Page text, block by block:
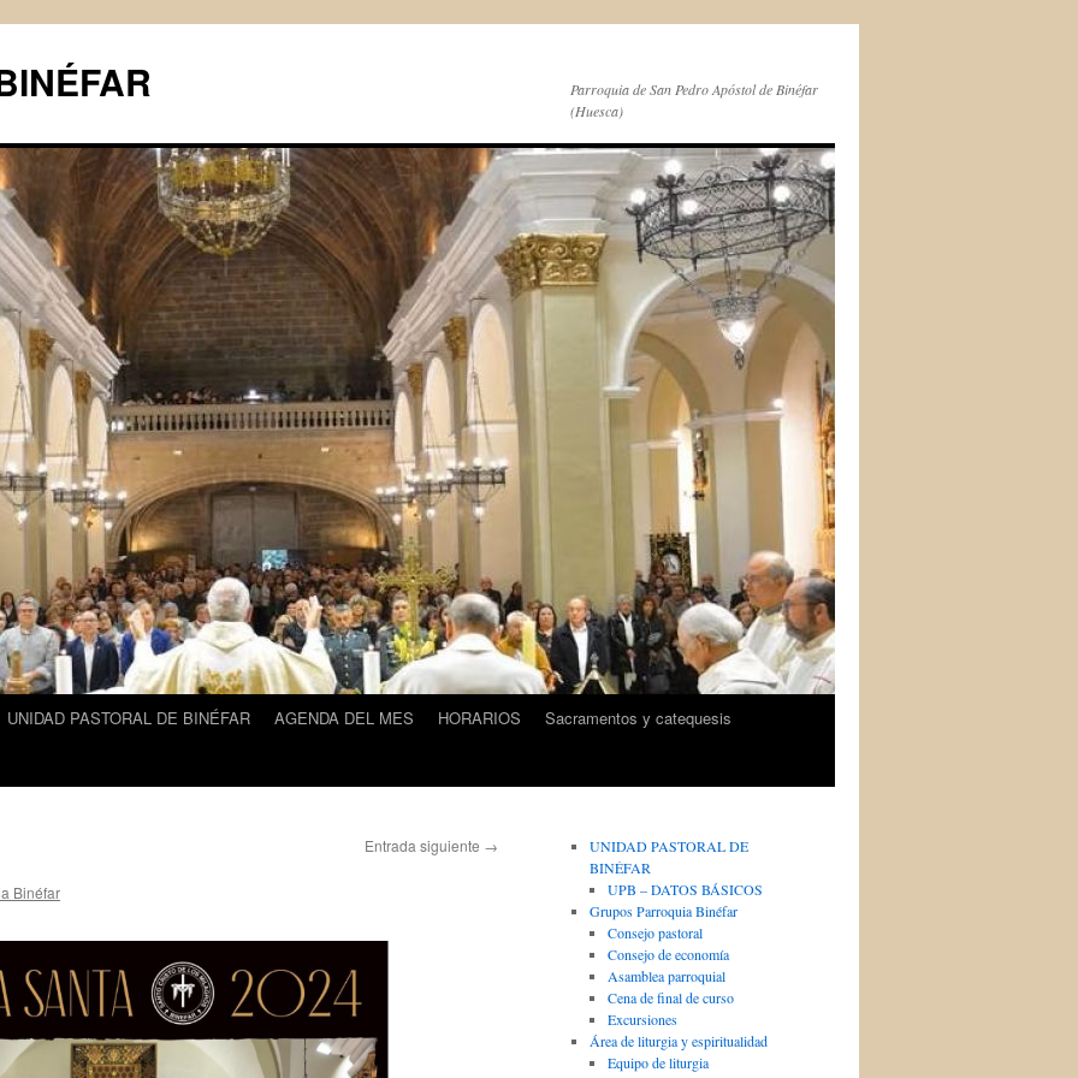
Parroquia de San Pedro Apóstol de Binéfar
(Huesca)
UNIDAD PASTORAL DE BINÉFAR AGENDA DEL MES HORARIOS
Sacramentos y catequesis
Entrada siguiente →
Binéfar
UNIDAD PASTORAL DE
BINÉFAR
UPB – DATOS BÁSICOS
Grupos Parroquia Binéfar
Consejo pastoral
Consejo de economía
Asamblea parroquial
Cena de final de curso
Excursiones
Área de liturgia y espiritualidad
Equipo de liturgia